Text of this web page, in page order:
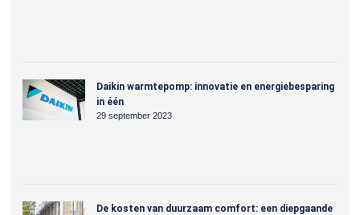
Daikin warmtepomp: innovatie en energiebesparing
in één
29 september 2023
De kosten van duurzaam comfort: een diepgaande